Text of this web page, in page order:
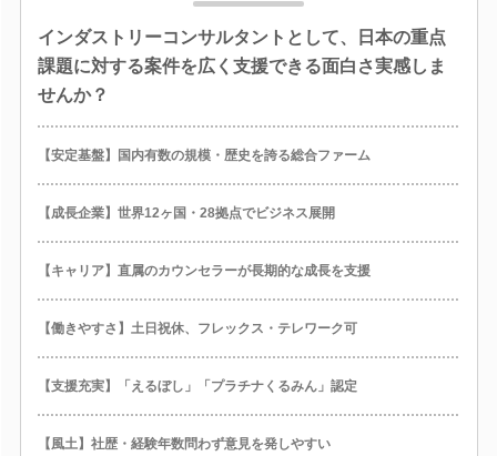
インダストリーコンサルタントとして、日本の重点
課題に対する案件を広く支援できる面白さ実感しま
せんか？
【安定基盤】国内有数の規模・歴史を誇る総合ファーム
【成長企業】世界12ヶ国・28拠点でビジネス展開
【キャリア】直属のカウンセラーが長期的な成長を支援
【働きやすさ】土日祝休、フレックス・テレワーク可
【支援充実】「えるぼし」「プラチナくるみん」認定
【風土】社歴・経験年数問わず意見を発しやすい